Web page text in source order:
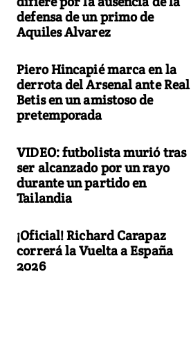
defensa de un primo de
Aquiles Alvarez
Piero Hincapié marca en la
derrota del Arsenal ante Real
Betis en un amistoso de
pretemporada
VIDEO: futbolista murió tras
ser alcanzado por un rayo
durante un partido en
Tailandia
¡Oficial! Richard Carapaz
correrá la Vuelta a España
2026